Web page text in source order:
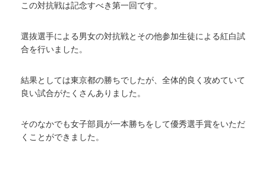
この対抗戦は記念すべき第一回です。
選抜選手による男女の対抗戦とその他参加生徒による紅白試
合を行いました。
結果としては東京都の勝ちでしたが、全体的良く攻めていて
良い試合がたくさんありました。
そのなかでも女子部員が一本勝ちをして優秀選手賞をいただ
くことができました。